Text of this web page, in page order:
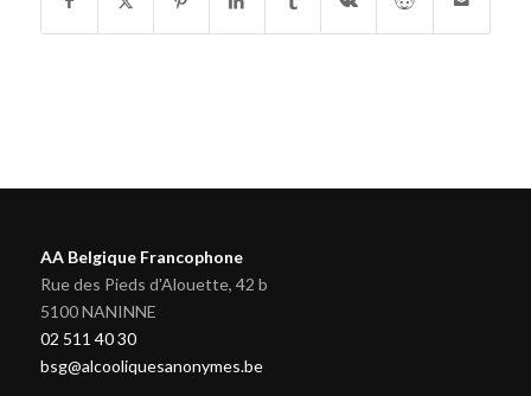
AA Belgique Francophone
Rue des Pieds d'Alouette, 42 b
5100 NANINNE
02 511 40 30
bsg@alcooliquesanonymes.be